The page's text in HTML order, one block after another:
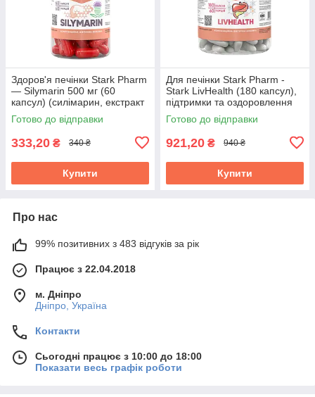
Здоров'я печінки Stark Pharm
— Silymarin 500 мг (60
капсул) (силімарин, екстракт
розторопші плямистої 80%)
Готово до відправки
333,20 ₴ 340 ₴
Купити
Для печінки Stark Pharm -
Stark LivHealth (180 капсул),
підтримки та оздоровлення
Готово до відправки
921,20 ₴ 940 ₴
Купити
Про нас
99% позитивних з 483 відгуків за рік
Працює з 22.04.2018
м. Дніпро
Дніпро, Україна
Контакти
Сьогодні працює з 10:00 до 18:00
Показати весь графік роботи